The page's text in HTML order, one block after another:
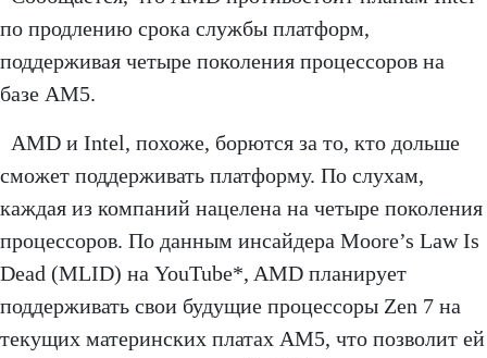
по продлению срока службы платформ,
поддерживая четыре поколения процессоров на
базе AM5.
AMD и Intel, похоже, борются за то, кто дольше
сможет поддерживать платформу. По слухам,
каждая из компаний нацелена на четыре поколения
процессоров. По данным инсайдера Moore’s Law Is
Dead (MLID) на YouTube*, AMD планирует
поддерживать свои будущие процессоры Zen 7 на
текущих материнских платах AM5, что позволит ей